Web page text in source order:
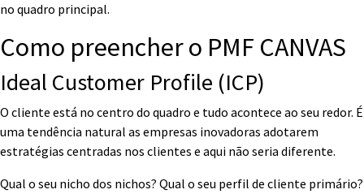
no quadro principal.
Como preencher o PMF CANVAS
Ideal Customer Profile (ICP)
O cliente está no centro do quadro e tudo acontece ao seu redor. É
uma tendência natural as empresas inovadoras adotarem
estratégias centradas nos clientes e aqui não seria diferente.
Qual o seu nicho dos nichos? Qual o seu perfil de cliente primário?